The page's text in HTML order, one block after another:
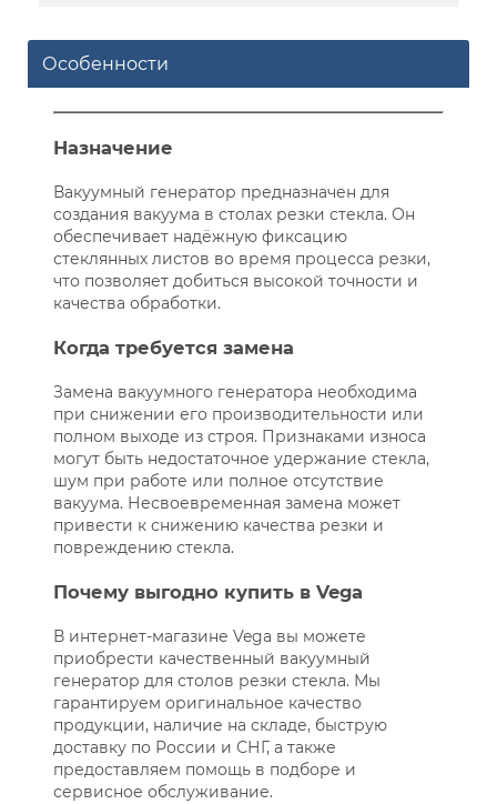
Особенности
Назначение
Вакуумный генератор предназначен для
создания вакуума в столах резки стекла. Он
обеспечивает надёжную фиксацию
стеклянных листов во время процесса резки,
что позволяет добиться высокой точности и
качества обработки.
Когда требуется замена
Замена вакуумного генератора необходима
при снижении его производительности или
полном выходе из строя. Признаками износа
могут быть недостаточное удержание стекла,
шум при работе или полное отсутствие
вакуума. Несвоевременная замена может
привести к снижению качества резки и
повреждению стекла.
Почему выгодно купить в Vega
В интернет-магазине Vega вы можете
приобрести качественный вакуумный
генератор для столов резки стекла. Мы
гарантируем оригинальное качество
продукции, наличие на складе, быструю
доставку по России и СНГ, а также
предоставляем помощь в подборе и
сервисное обслуживание.